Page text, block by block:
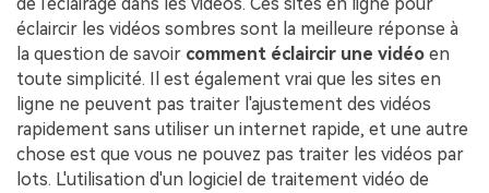
de l'éclairage dans les vidéos. Ces sites en ligne pour
éclaircir les vidéos sombres sont la meilleure réponse à
la question de savoir comment éclaircir une vidéo en
toute simplicité. Il est également vrai que les sites en
ligne ne peuvent pas traiter l'ajustement des vidéos
rapidement sans utiliser un internet rapide, et une autre
chose est que vous ne pouvez pas traiter les vidéos par
lots. L'utilisation d'un logiciel de traitement vidéo de